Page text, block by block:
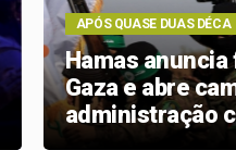
APÓS QUASE DUAS DÉCA
Hamas
Gaza e abre
administração